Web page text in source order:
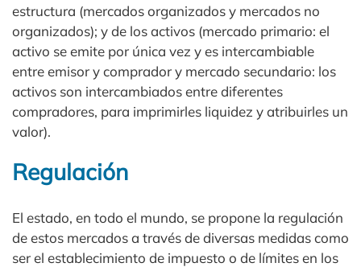
estructura (mercados organizados y mercados no
organizados); y de los activos (mercado primario: el
activo se emite por única vez y es intercambiable
entre emisor y comprador y mercado secundario: los
activos son intercambiados entre diferentes
compradores, para imprimirles liquidez y atribuirles un
valor).
Regulación
El estado, en todo el mundo, se propone la regulación
de estos mercados a través de diversas medidas como
ser el establecimiento de impuesto o de límites en los